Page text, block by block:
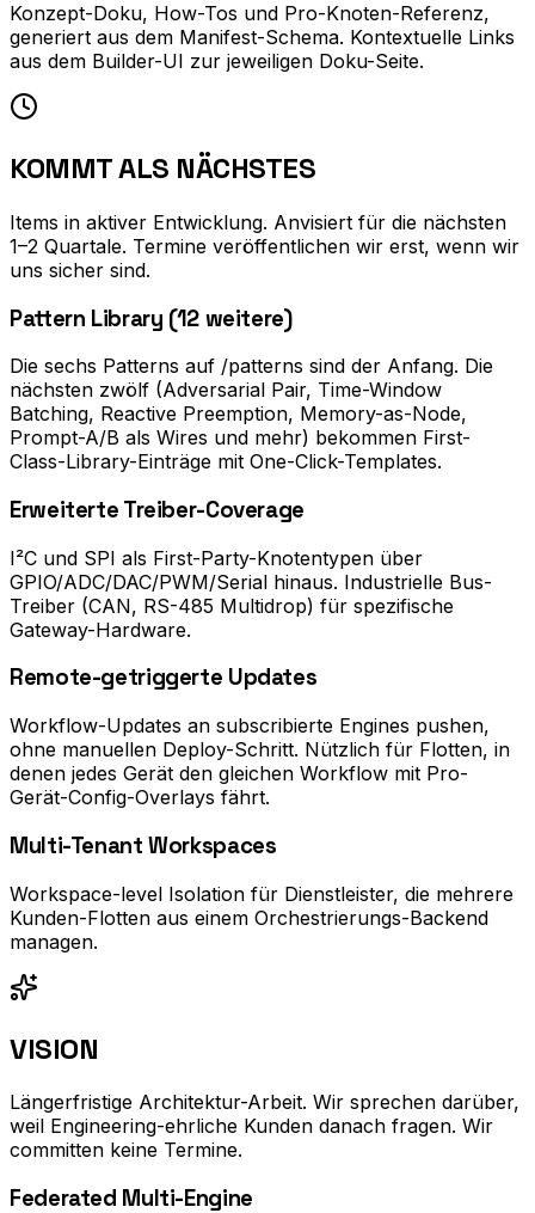
Konzept-Doku, How-Tos und Pro-Knoten-Referenz,
generiert aus dem Manifest-Schema. Kontextuelle Links
aus dem Builder-UI zur jeweiligen Doku-Seite.
KOMMT ALS NÄCHSTES
Items in aktiver Entwicklung. Anvisiert für die nächsten
1–2 Quartale. Termine veröffentlichen wir erst, wenn wir
uns sicher sind.
Pattern Library (12 weitere)
Die sechs Patterns auf /patterns sind der Anfang. Die
nächsten zwölf (Adversarial Pair, Time-Window
Batching, Reactive Preemption, Memory-as-Node,
Prompt-A/B als Wires und mehr) bekommen First-
Class-Library-Einträge mit One-Click-Templates.
Erweiterte Treiber-Coverage
I²C und SPI als First-Party-Knotentypen über
GPIO/ADC/DAC/PWM/Serial hinaus. Industrielle Bus-
Treiber (CAN, RS-485 Multidrop) für spezifische
Gateway-Hardware.
Remote-getriggerte Updates
Workflow-Updates an subscribierte Engines pushen,
ohne manuellen Deploy-Schritt. Nützlich für Flotten, in
denen jedes Gerät den gleichen Workflow mit Pro-
Gerät-Config-Overlays fährt.
Multi-Tenant Workspaces
Workspace-level Isolation für Dienstleister, die mehrere
Kunden-Flotten aus einem Orchestrierungs-Backend
managen.
VISION
Längerfristige Architektur-Arbeit. Wir sprechen darüber,
weil Engineering-ehrliche Kunden danach fragen. Wir
committen keine Termine.
Federated Multi-Engine